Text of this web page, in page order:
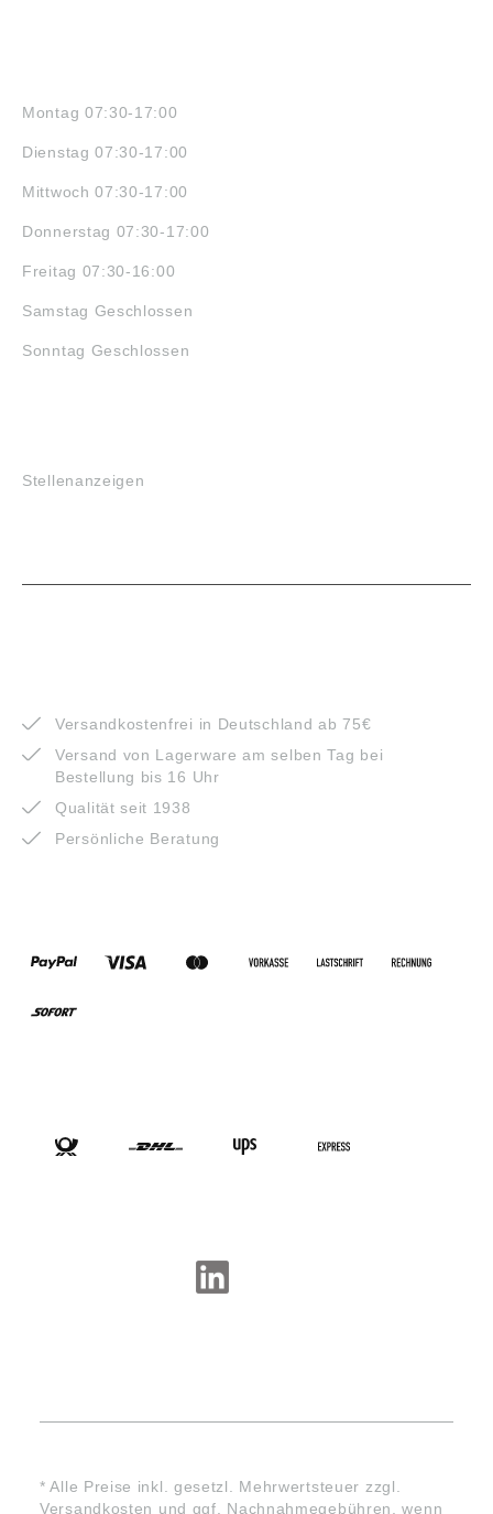
Montag 07:30-17:00
Dienstag 07:30-17:00
Mittwoch 07:30-17:00
Donnerstag 07:30-17:00
Freitag 07:30-16:00
Samstag Geschlossen
Sonntag Geschlossen
Stellenanzeigen
Versandkostenfrei in Deutschland ab 75€
Versand von Lagerware am selben Tag bei
Bestellung bis 16 Uhr
Qualität seit 1938
Persönliche Beratung
* Alle Preise inkl. gesetzl. Mehrwertsteuer zzgl.
Versandkosten und ggf. Nachnahmegebühren, wenn